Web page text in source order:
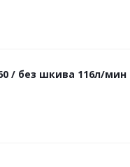
/ без шкива 116л/мин